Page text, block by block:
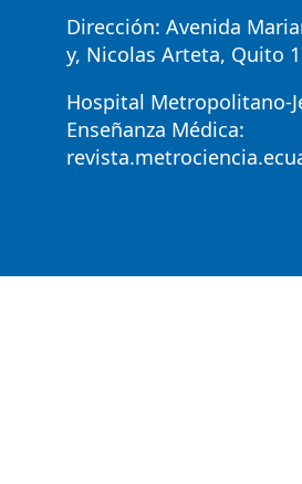
Dirección: Avenida
y, Nicolas Arteta, Quito
Hospital Metropolitano-
Enseñanza Médica: